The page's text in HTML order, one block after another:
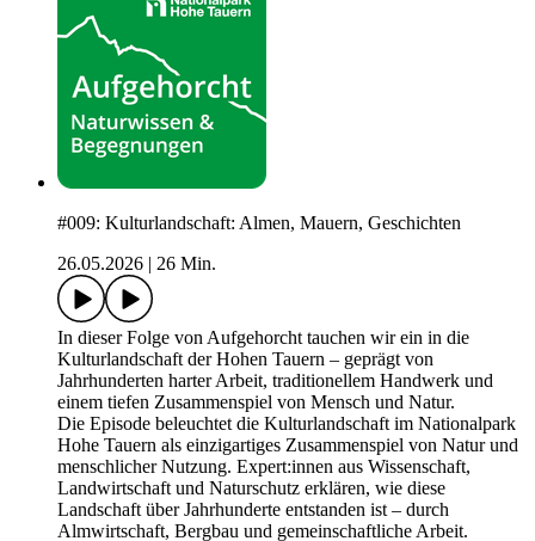
#009: Kulturlandschaft: Almen, Mauern, Geschichten
26.05.2026
26 Min.
In dieser Folge von Aufgehorcht tauchen wir ein in die
Kulturlandschaft der Hohen Tauern – geprägt von
Jahrhunderten harter Arbeit, traditionellem Handwerk und
einem tiefen Zusammenspiel von Mensch und Natur.
Die Episode beleuchtet die Kulturlandschaft im Nationalpark
Hohe Tauern als einzigartiges Zusammenspiel von Natur und
menschlicher Nutzung. Expert:innen aus Wissenschaft,
Landwirtschaft und Naturschutz erklären, wie diese
Landschaft über Jahrhunderte entstanden ist – durch
Almwirtschaft, Bergbau und gemeinschaftliche Arbeit.